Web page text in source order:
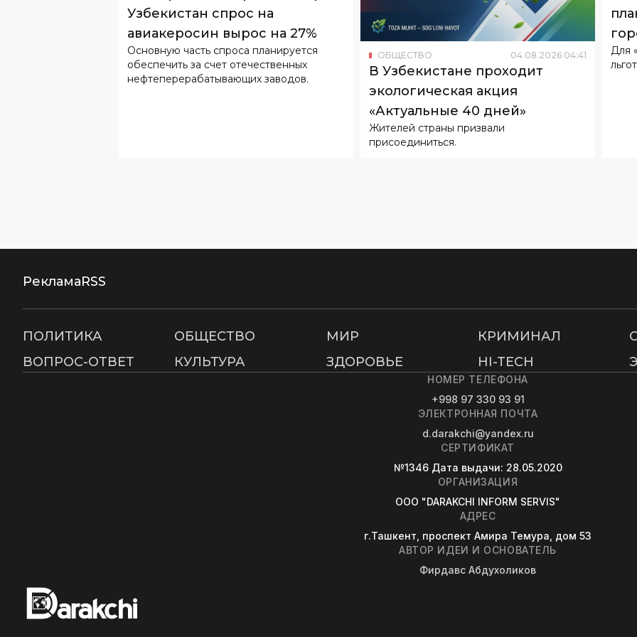
обеспечить за счет отечественных
нефтеперерабатывающих заводов.
В Узбекистане проходит
экологическая акция
«Актуальные 40 дней»
Жителей страны призвали
РекламаRSS
ПОЛИТИКА ОБЩЕСТВО МИР КРИМИНАЛ
ВОПРОС-ОТВЕТ
КУЛЬТУРА ЗДОРОВЬЕ HI-TECH
НОМЕР ТЕЛЕФОНА
+998 97 330 93 91
ЭЛЕКТРОННАЯ ПОЧТА
d.darakchi@yandex.ru
СЕРТИФИКАТ
№1346 Дата выдачи: 28.05.2020
ОРГАНИЗАЦИЯ
OOO "DARAKCHI INFORM SERVIS"
АДРЕС
г.Ташкент, проспект Амира Темура, дом 53
АВТОР ИДЕИ И ОСНОВАТЕЛЬ
Фирдавс Абдухоликов